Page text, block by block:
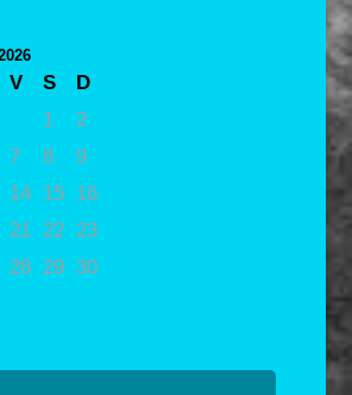
V S
D
1
2
7 8
9
14 15
16
21 22
23
28 29 30